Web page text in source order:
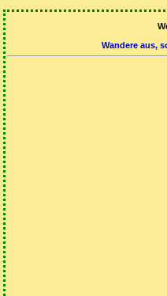
Wandere aus,